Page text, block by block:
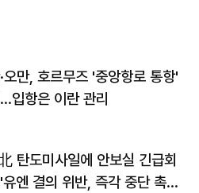
오만, 호르무즈 '중앙항로 통항'
입항은 이란 관리
탄도미사일에 안보실 긴급회
엔 결의 위반, 즉각 중단 촉